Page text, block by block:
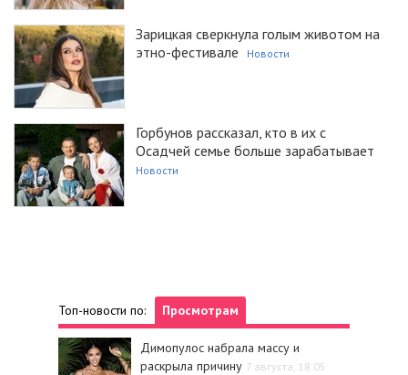
Зарицкая сверкнула голым животом на
этно-фестивале
Новости
Горбунов рассказал, кто в их с
Осадчей семье больше зарабатывает
Новости
Топ-новости по: Просмотрам
Димопулос набрала массу и
раскрыла причину 7 августа, 18:05